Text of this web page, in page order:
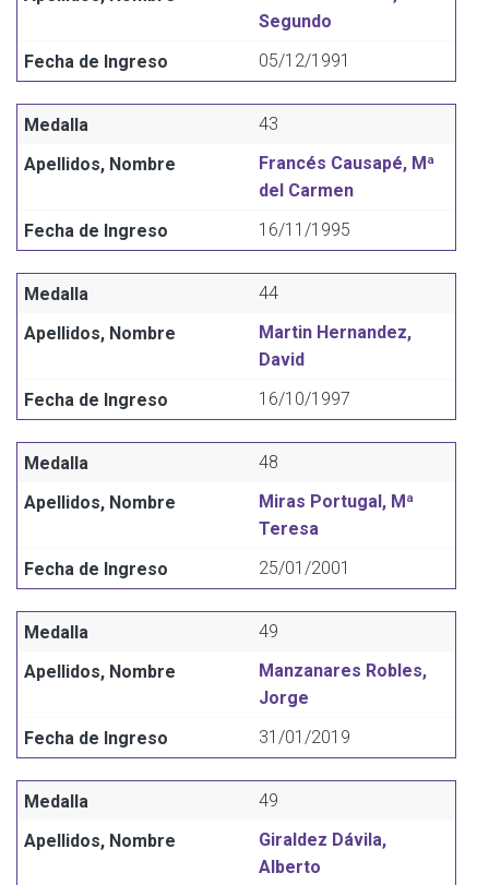
Segundo
05/12/1991
43
Francés Causapé, Mª
del Carmen
16/11/1995
44
Martin Hernandez,
David
16/10/1997
48
Miras Portugal, Mª
Teresa
25/01/2001
49
Manzanares Robles,
Jorge
31/01/2019
49
Giraldez Dávila,
Alberto